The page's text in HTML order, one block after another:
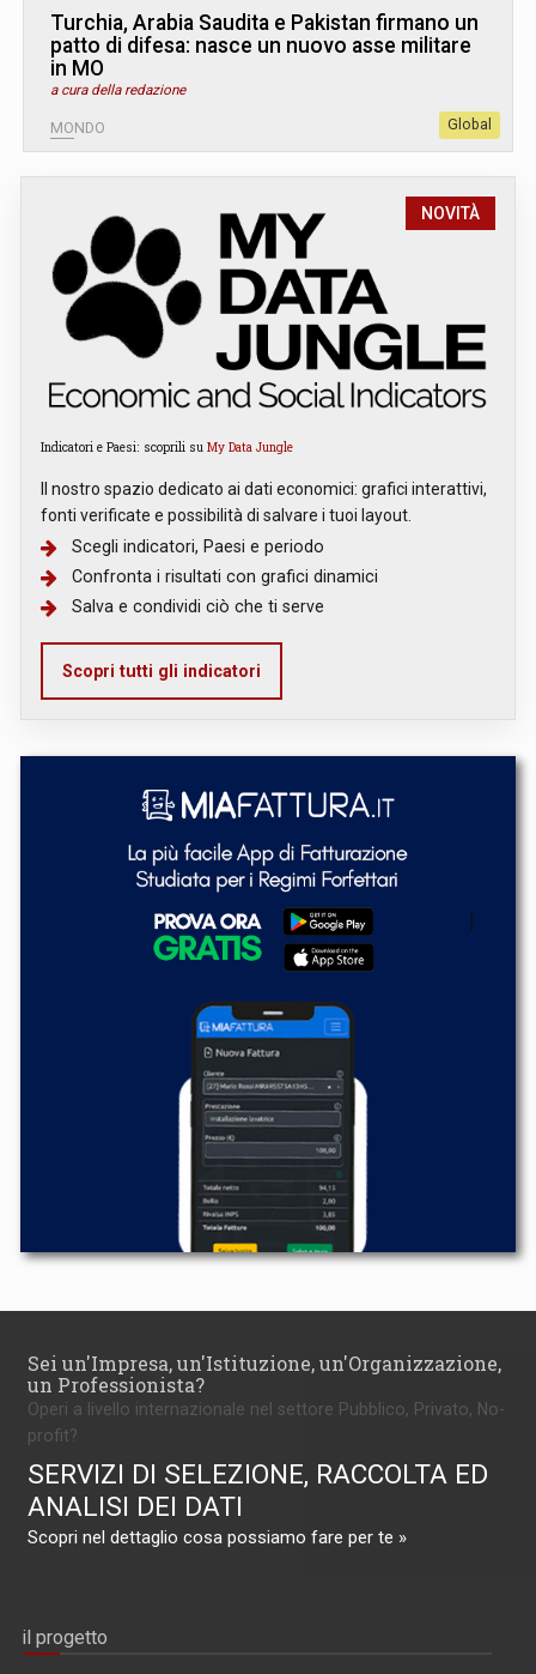
Turchia, Arabia Saudita e Pakistan firmano un
patto di difesa: nasce un nuovo asse militare
in MO
a cura della redazione
MONDO Global
NOVITÀ
Indicatori e Paesi: scoprili su My Data Jungle
Il nostro spazio dedicato ai dati economici: grafici interattivi,
fonti verificate e possibilità di salvare i tuoi layout.
Scegli indicatori, Paesi e periodo
Confronta i risultati con grafici dinamici
Salva e condividi ciò che ti serve
Scopri tutti gli indicatori
Sei un'Impresa, un'Istituzione, un'Organizzazione,
un Professionista?
Operi a livello internazionale nel settore Pubblico, Privato, No-
profit?
SERVIZI DI SELEZIONE, RACCOLTA ED
ANALISI DEI DATI
Scopri nel dettaglio cosa possiamo fare per te »
il progetto